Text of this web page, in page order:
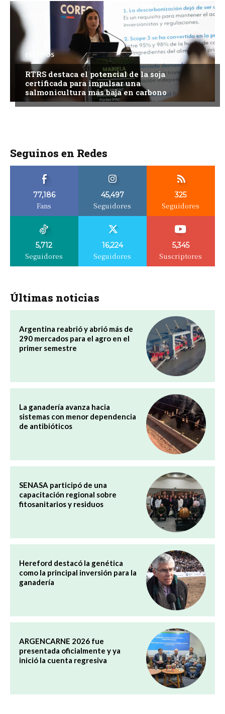
EVENTOS
RTRS destaca el potencial de la soja
certificada para impulsar una
salmonicultura más baja en carbono
Seguinos en Redes
77,186
Fans
45,497
Seguidores
325
Seguidores
5,712
Seguidores
16,224
Seguidores
5,345
Suscriptores
Últimas noticias
Argentina reabrió y abrió más de
290 mercados para el agro en el
primer semestre
La ganadería avanza hacia
sistemas con menor dependencia
de antibióticos
SENASA participó de una
capacitación regional sobre
fitosanitarios y residuos
Hereford destacó la genética
como la principal inversión para la
ganadería
ARGENCARNE 2026 fue
presentada oficialmente y ya
inició la cuenta regresiva